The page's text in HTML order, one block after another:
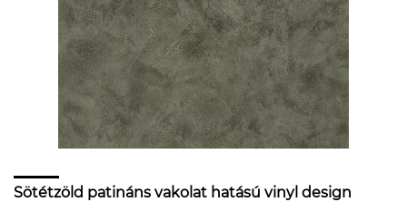
Sötétzöld patináns vakolat hatású vinyl design